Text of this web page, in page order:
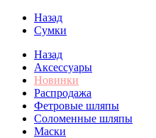
Назад
Сумки
Назад
Аксессуары
Новинки
Распродажа
Фетровые шляпы
Соломенные шляпы
Маски